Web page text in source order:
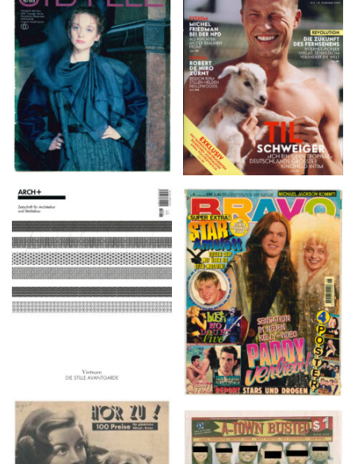
VANITY FAIR – Nr. 7 –
8. Februar 2007
SIBYLLE 6/89
ARCH+ Nr. 226, Herbst
2016
BRAVO – Nr. 8, 13. Febr.
1997
HÖR ZU! – 1949,
A-TOWN BUSTED –